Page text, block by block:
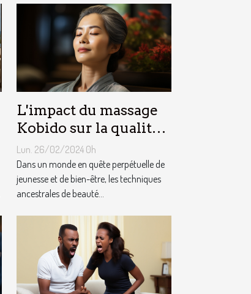
L'impact du massage
Kobido sur la qualité
de la peau et la
prévention du
vieillissement
Lun. 26/02/2024 0h
Dans un monde en quête perpétuelle de
jeunesse et de bien-être, les techniques
ancestrales de beauté...